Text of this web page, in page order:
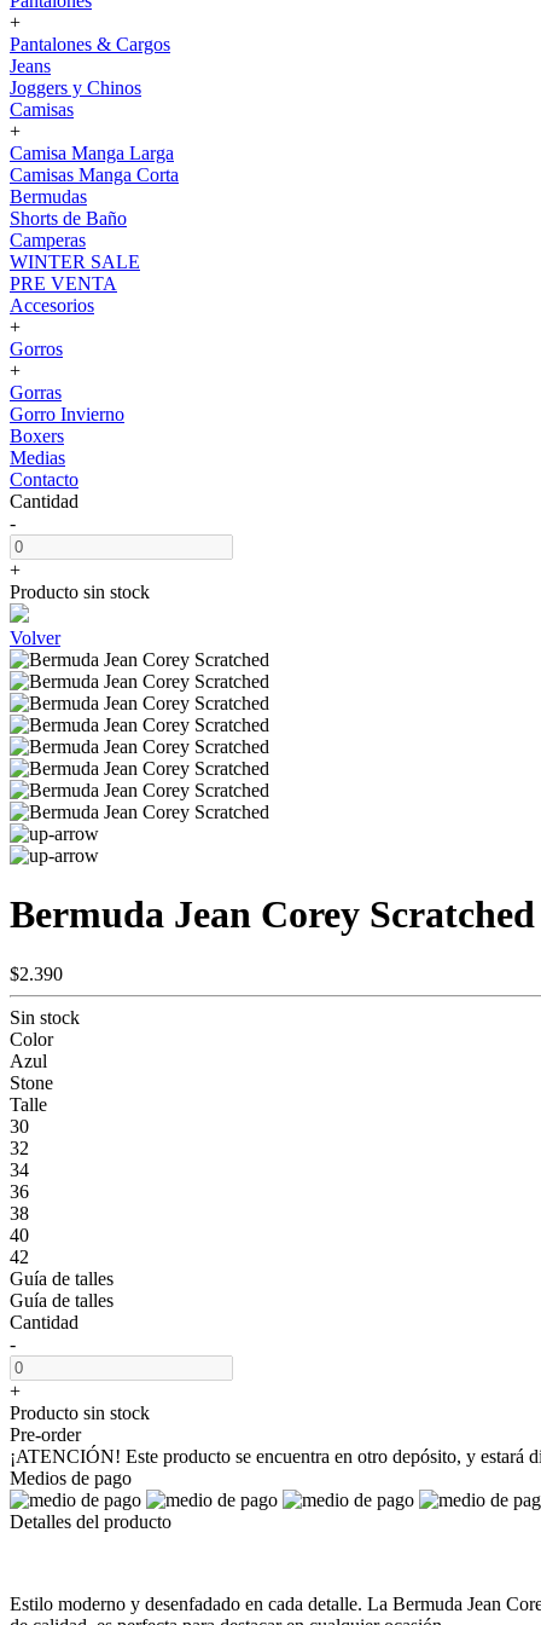
+
Pantalones & Cargos
Jeans
Joggers y Chinos
Camisas
+
Camisa Manga Larga
Camisas Manga Corta
Bermudas
Shorts de Baño
Camperas
WINTER SALE
PRE VENTA
Accesorios
+
Gorros
+
Gorras
Gorro Invierno
Boxers
Medias
Contacto
Cantidad
-
+
Producto sin stock
Volver
Bermuda Jean Corey Scratched
$2.390
Sin stock
Color
Azul
Stone
Talle
30
32
34
36
38
40
42
Guía de talles
Guía de talles
Cantidad
-
+
Producto sin stock
Pre-order
¡ATENCIÓN! Este producto se encuentra en otro depósito, y estará
Medios de pago
Detalles del producto
Estilo moderno y desenfadado en cada detalle. La Bermuda Jean